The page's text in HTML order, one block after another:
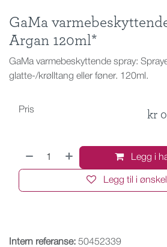
GaMa
Argan 120ml*
GaMa varmebeskyttende spray:
glatte-/krølltang eller føner. 120ml.
Legg i
Legg til i
Pris kr
Intern referanse: 50452339